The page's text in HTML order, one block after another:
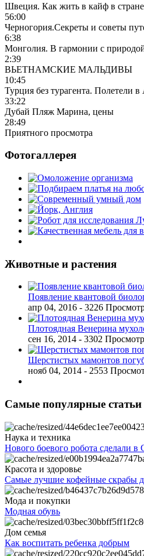
Швеция. Как жить в кайф в
56:00
Черногория.Секреты и советы
6:38
Монголия. В гармонии с
2:39
ВЬЕТНАМСКИЕ МАЛЬДИВЫ
10:45
Турция без турагента. Полетели
33:22
Дубай Пляж Марина, цены
28:49
Приятного просмотра
Фотогаллерея
Животные и растения
Появление квантовой
апр 04, 2016 - 3226
Плотоядная Венерина
сен 16, 2014 - 3302
Шерстистых мамонтов
нояб 04, 2014 - 2553
Самые популярные статьи
Наука и техника
Нового боевого робота сделали
Красота и здоровье
Самые лучшие кофейные скрабы
Мода и покупки
Модная обувь
Дом семья
Как воспитать ребенка добрым